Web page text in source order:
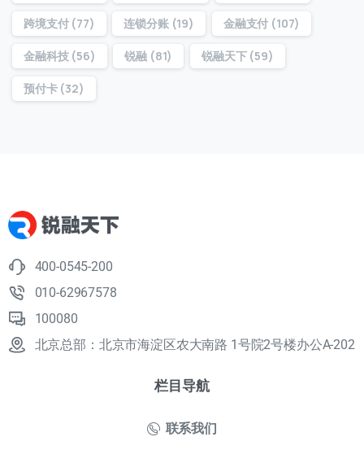
跨境支付(77) 连锁分账(19) 金融支付 (107)
金融科技(56) 锐融 (81) 锐融天下(59)
预付卡(32)
400-0545-200
010-62967578
100080
北京总部：北京市海淀区农大南路 1号院2号楼办公A-202
栏目导航
联系我们